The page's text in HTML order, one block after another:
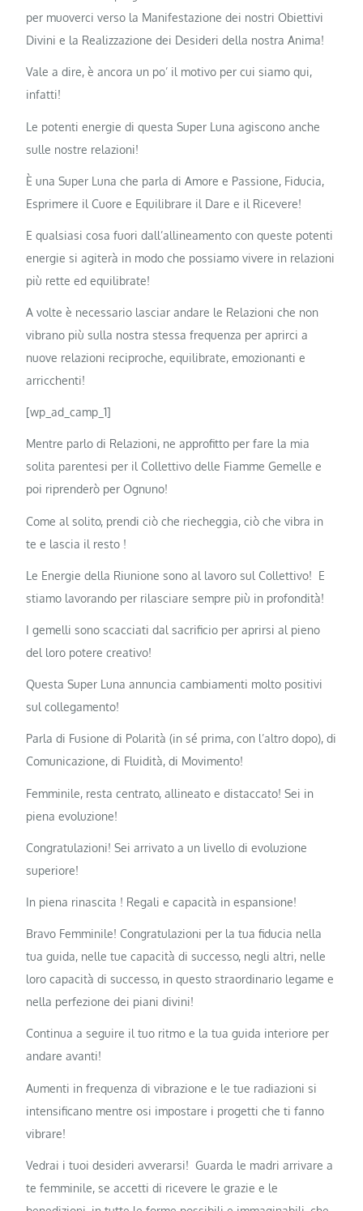
per muoverci verso la Manifestazione dei nostri Obiettivi
Divini e la Realizzazione dei Desideri della nostra Anima!
Vale a dire, è ancora un po’ il motivo per cui siamo qui,
infatti!
Le potenti energie di questa Super Luna agiscono anche
sulle nostre relazioni!
È una Super Luna che parla di Amore e Passione, Fiducia,
Esprimere il Cuore e Equilibrare il Dare e il Ricevere!
E qualsiasi cosa fuori dall’allineamento con queste potenti
energie si agiterà in modo che possiamo vivere in relazioni
più rette ed equilibrate!
A volte è necessario lasciar andare le Relazioni che non
vibrano più sulla nostra stessa frequenza per aprirci a
nuove relazioni reciproche, equilibrate, emozionanti e
arricchenti!
[wp_ad_camp_1]
Mentre parlo di Relazioni, ne approfitto per fare la mia
solita parentesi per il Collettivo delle Fiamme Gemelle e
poi riprenderò per Ognuno!
Come al solito, prendi ciò che riecheggia, ciò che vibra in
te e lascia il resto !
Le Energie della Riunione sono al lavoro sul Collettivo! E
stiamo lavorando per rilasciare sempre più in profondità!
I gemelli sono scacciati dal sacrificio per aprirsi al pieno
del loro potere creativo!
Questa Super Luna annuncia cambiamenti molto positivi
sul collegamento!
Parla di Fusione di Polarità (in sé prima, con l’altro dopo), di
Comunicazione, di Fluidità, di Movimento!
Femminile, resta centrato, allineato e distaccato! Sei in
piena evoluzione!
Congratulazioni! Sei arrivato a un livello di evoluzione
superiore!
In piena rinascita ! Regali e capacità in espansione!
Bravo Femminile! Congratulazioni per la tua fiducia nella
tua guida, nelle tue capacità di successo, negli altri, nelle
loro capacità di successo, in questo straordinario legame e
nella perfezione dei piani divini!
Continua a seguire il tuo ritmo e la tua guida interiore per
andare avanti!
Aumenti in frequenza di vibrazione e le tue radiazioni si
intensificano mentre osi impostare i progetti che ti fanno
vibrare!
Vedrai i tuoi desideri avverarsi! Guarda le madri arrivare a
te femminile, se accetti di ricevere le grazie e le